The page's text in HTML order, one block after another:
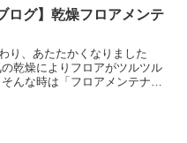
ログ】乾燥フロアメンテ
り、あたたかくなりました
乾燥によりフロアがツルツル
んな時は「フロアメンテナン